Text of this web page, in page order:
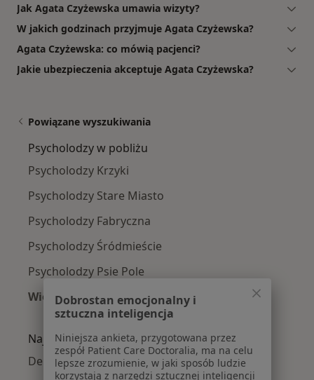
Jak Agata Czyżewska umawia wizyty?
W jakich godzinach przyjmuje Agata Czyżewska?
Agata Czyżewska: co mówią pacjenci?
Jakie ubezpieczenia akceptuje Agata Czyżewska?
Powiązane wyszukiwania
Psycholodzy w pobliżu
Psycholodzy Krzyki
Psycholodzy Stare Miasto
Psycholodzy Fabryczna
Psycholodzy Śródmieście
Psycholodzy Psie Pole
Więcej (4)
Więcej w kategorii: Psycholodzy w pobliżu
Najczęście leczone choroby
Depresja w Wrocławiu
Dobrostan emocjonalny i
sztuczna inteligencja
Niniejsza ankieta, przygotowana przez
zespół Patient Care Doctoralia, ma na celu
lepsze zrozumienie, w jaki sposób ludzie
korzystają z narzędzi sztucznej inteligencji